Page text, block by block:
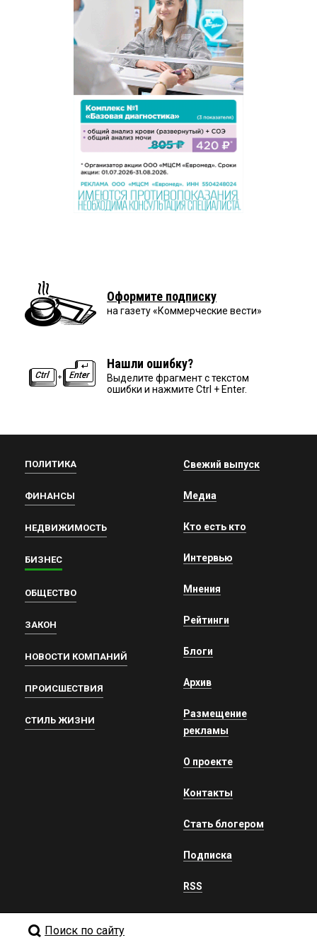
Оформите подписку
на газету «Коммерческие вести»
Нашли ошибку?
Выделите фрагмент с текстом
ошибки и нажмите Ctrl + Enter.
ПОЛИТИКА
ФИНАНСЫ
НЕДВИЖИМОСТЬ
БИЗНЕС
ОБЩЕСТВО
ЗАКОН
НОВОСТИ КОМПАНИЙ
ПРОИСШЕСТВИЯ
СТИЛЬ ЖИЗНИ
Свежий выпуск
Медиа
Кто есть кто
Интервью
Мнения
Рейтинги
Блоги
Архив
Размещение
рекламы
О проекте
Контакты
Стать блогером
Подписка
RSS
Поиск по сайту